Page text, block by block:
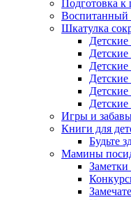
Подготовка к
Воспитанный
Шкатулка
Детские
Детские
Детские
Детские
Игры и
Книги для
Будьте
Мамины